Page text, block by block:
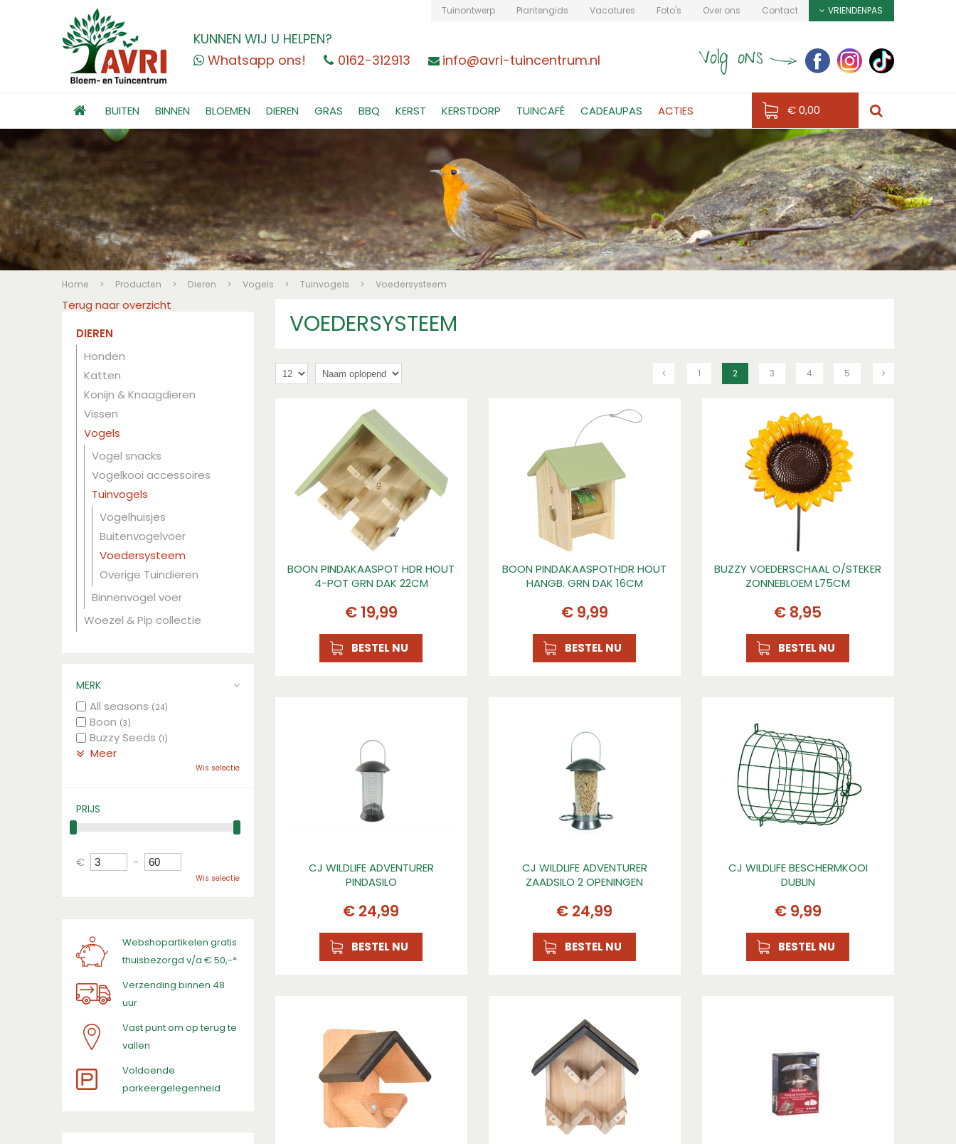
Home > Producten > Dieren > Vogels > Tuinvogels > Voedersysteem
KUNNEN WIJ U HELPEN?
Whatsapp ons!
0162-312913 info@avri-tuincentrum.nl
Tuinontwerp Plantengids Vacatures Foto's Over ons Contact VRIENDENPAS
BUITEN BINNEN BLOEMEN DIEREN GRAS BBQ KERST KERSTDORP TUINCAFÉ CADEAUPAS ACTIES € 0,00
VOEDERSYSTEEM
1 2 3 4 5
BOON PINDAKAASPOT HDR HOUT
4-POT GRN DAK 22CM
€ 19,99
BESTEL NU
BOON PINDAKAASPOTHDR HOUT
HANGB. GRN DAK 16CM
€ 9,99
BESTEL NU
BUZZY VOEDERSCHAAL O/STEKER
ZONNEBLOEM L75CM
€ 8,95
BESTEL NU
CJ WILDLIFE ADVENTURER
PINDASILO
€ 24,99
BESTEL NU
CJ WILDLIFE ADVENTURER
ZAADSILO 2 OPENINGEN
€ 24,99
BESTEL NU
CJ WILDLIFE BESCHERMKOOI
DUBLIN
€ 9,99
BESTEL NU
Terug naar overzicht
DIEREN
Honden
Katten
Konijn & Knaagdieren
Vissen
Vogels
Vogel snacks
Vogelkooi accessoires
Tuinvogels
Vogelhuisjes
Buitenvogelvoer
Voedersysteem
Overige Tuindieren
Binnenvogel voer
Woezel & Pip collectie
MERK
All seasons (24)
Boon (3)
Buzzy Seeds (1)
Meer
Wis selectie
PRIJS
€ -
Wis selectie
Webshopartikelen gratis
thuisbezorgd v/a € 50,-*
Verzending binnen 48
uur
Vast punt om op terug te
vallen
​Voldoende
parkeergelegenheid